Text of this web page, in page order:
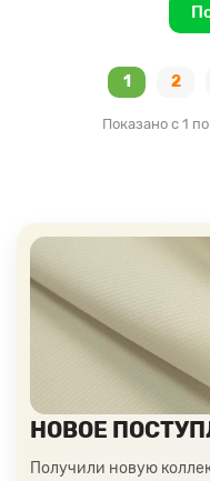
1 2
Показано с 1
НОВОЕ
Получили новую